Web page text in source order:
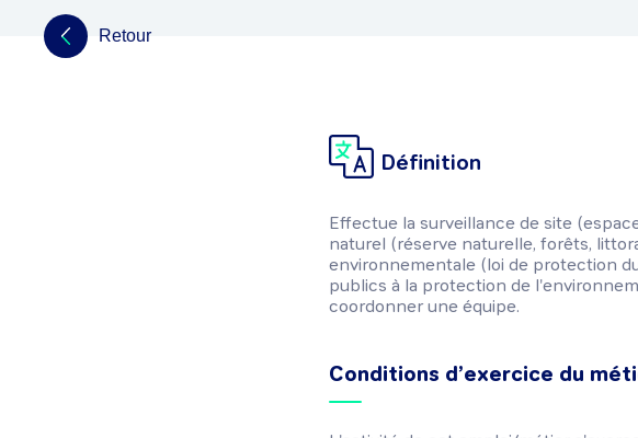
Retour
Définition
Effectue la surveillance de site
naturel (réserve naturelle, forêts,
environnementale (loi de protection
publics à la protection de
coordonner une équipe.
Conditions d’exercice du